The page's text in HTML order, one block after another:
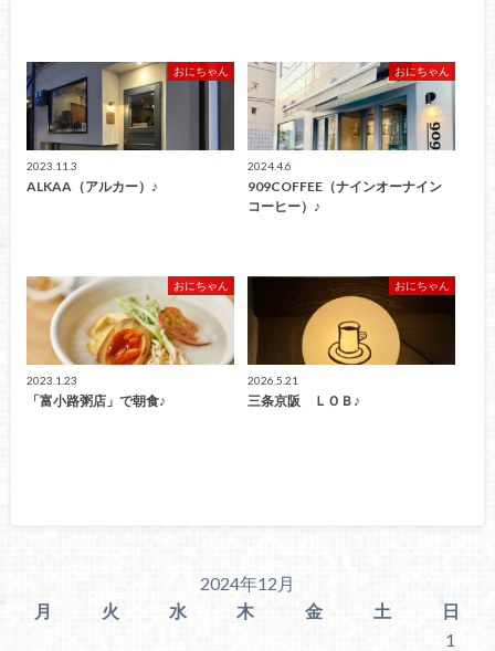
おにちゃん
2023.11.3
ALKAA（アルカー）♪
おにちゃん
2024.4.6
909COFFEE（ナインオーナイン
コーヒー）♪
おにちゃん
2023.1.23
「富小路粥店」で朝食♪
おにちゃん
2026.5.21
三条京阪 ＬＯＢ♪
2024年12月
月
火 水 木 金 土
日
1